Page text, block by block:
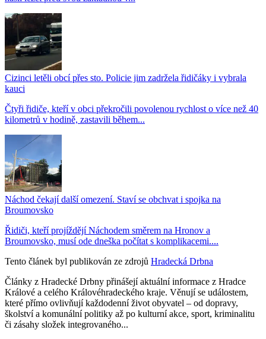
Cizinci letěli obcí přes sto. Policie jim zadržela řidičáky i vybrala
kauci
Čtyři řidiče, kteří v obci překročili povolenou rychlost o více než 40
kilometrů v hodině, zastavili během...
Náchod čekají další omezení. Staví se obchvat i spojka na
Broumovsko
Řidiči, kteří projíždějí Náchodem směrem na Hronov a
Broumovsko, musí ode dneška počítat s komplikacemi....
Tento článek byl publikován ze zdrojů Hradecká Drbna
Články z Hradecké Drbny přinášejí aktuální informace z Hradce
Králové a celého Královéhradeckého kraje. Věnují se událostem,
které přímo ovlivňují každodenní život obyvatel – od dopravy,
školství a komunální politiky až po kulturní akce, sport, kriminalitu
či zásahy složek integrovaného...